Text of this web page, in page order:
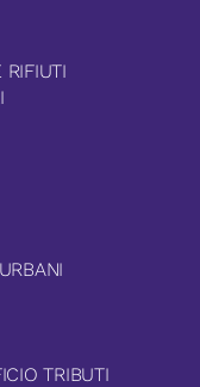
RIFIUTI
TRIBUTI